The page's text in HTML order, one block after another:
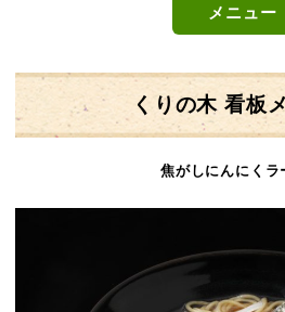
メニュー
くりの木 看板
焦がしにんにくラ